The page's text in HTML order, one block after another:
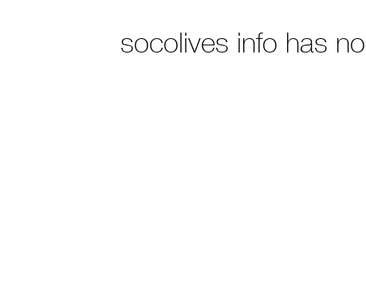
socolives info has